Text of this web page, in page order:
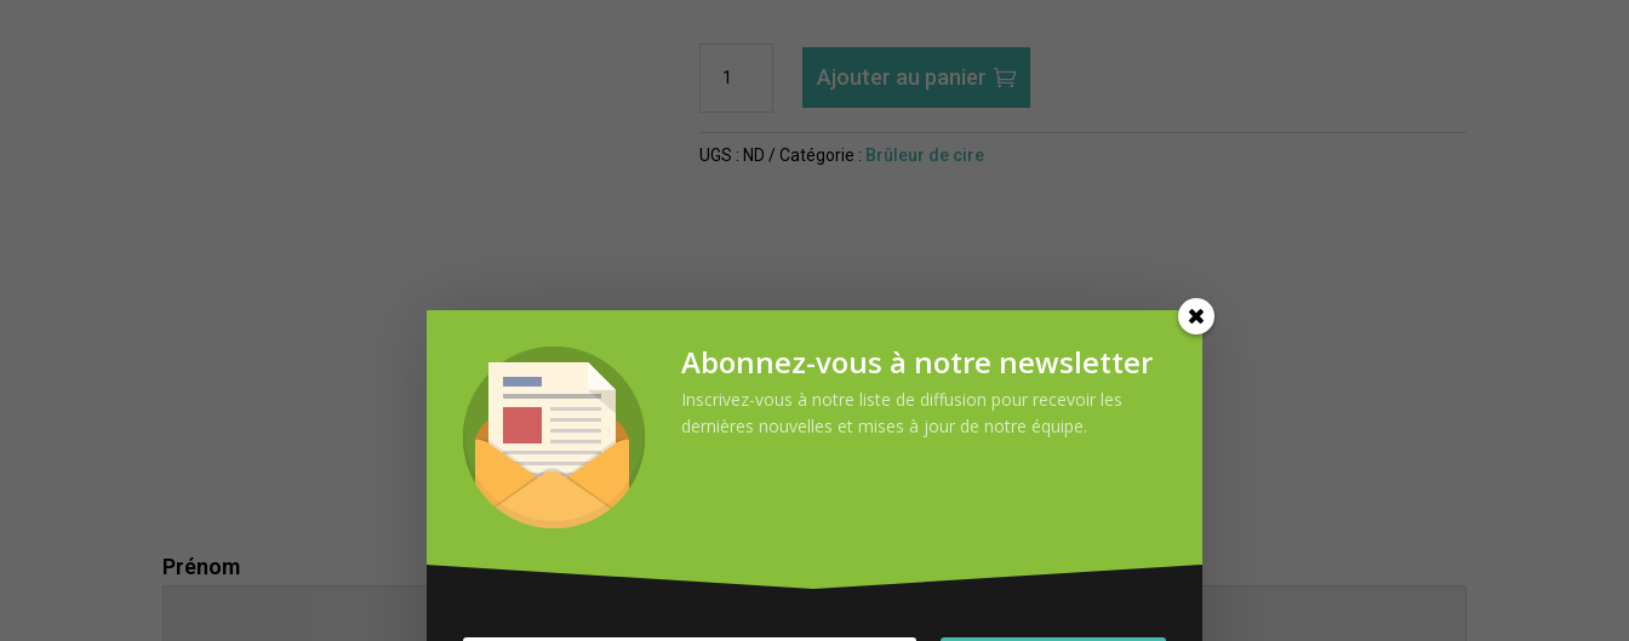
de
Ajouter au panier
UGS : ND Catégorie : Brûleur de cire
Vous pourriez-être intéressé par
DEMANDE D’INFORMATION
Prénom
Abonnez-vous à notre newsletter
Inscrivez-vous à notre liste de diffusion pour recevoir les
dernières nouvelles et mises à jour de notre équipe.